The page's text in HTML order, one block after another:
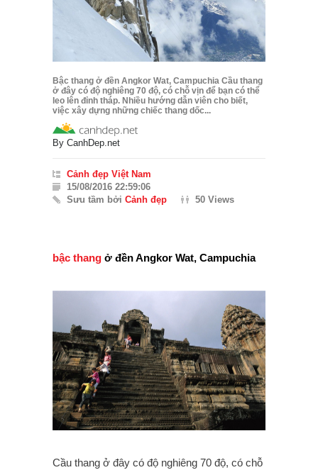
Bậc thang ở đền Angkor Wat, Campuchia Cầu thang
ở đây có độ nghiêng 70 độ, có chỗ vịn để bạn có thể
leo lên đỉnh tháp. Nhiều hướng dẫn viên cho biết,
việc xây dựng những chiếc thang dốc...
By CanhDep.net
Cảnh đẹp Việt Nam
15/08/2016 22:59:06
Sưu tầm bởi Cảnh đẹp 50 Views
bậc thang ở đền Angkor Wat, Campuchia
Cầu thang ở đây có độ nghiêng 70 độ, có chỗ